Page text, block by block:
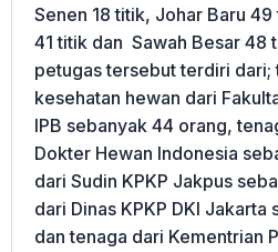
Senen 18 titik, Johar Baru
41 titik dan Sawah Besar 48
petugas tersebut terdiri dari;
kesehatan hewan dari
IPB sebanyak 44 orang,
Dokter Hewan Indonesia
dari Sudin KPKP Jakpus
dari Dinas KPKP DKI
dan tenaga dari Kementrian